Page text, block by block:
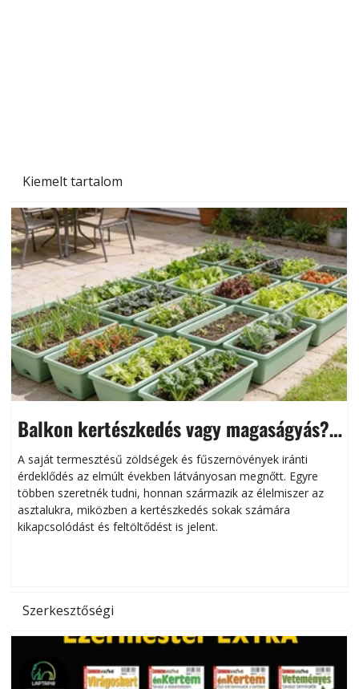
Kiemelt tartalom
Balkon kertészkedés vagy magaságyás?
Helytakarékos kertészkedés
A saját termesztésű zöldségek és fűszernövények iránti
érdeklődés az elmúlt években látványosan megnőtt. Egyre
többen szeretnék tudni, honnan származik az élelmiszer az
asztalukra, miközben a kertészkedés sokak számára
kikapcsolódást és feltöltődést is jelent.
Szerkesztőségi